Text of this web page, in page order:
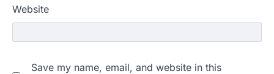
Website
Save my name, email, and website in this